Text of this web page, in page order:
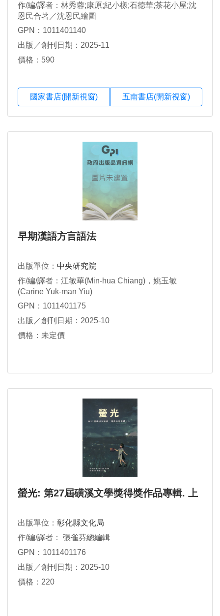
作/編/譯者：林秀蓉;康原;紀小樣;石德華;茶花小屋;沈
恩民合著／沈恩民繪圖
GPN：1011401140
出版／創刊日期：2025-11
價格：590
國家書店(開新視窗) 五南書店(開新視窗)
早期漢語方言語法
出版單位： 中央研究院
作/編/譯者：江敏華(Min-hua Chiang)，姚玉敏
(Carine Yuk-man Yiu)
GPN：1011401175
出版／創刊日期：2025-10
價格：未定價
螢光: 第27屆磺溪文學獎得獎作品專輯. 上
出版單位： 彰化縣文化局
作/編/譯者： 張雀芬總編輯
GPN：1011401176
出版／創刊日期：2025-10
價格：220